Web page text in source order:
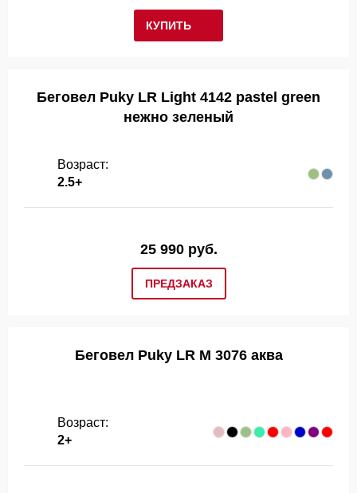
КУПИТЬ
Беговел Puky LR Light 4142 pastel green
нежно зеленый
Возраст:
2.5+
ПРЕДЗАКАЗ
25 990 руб.
Беговел Puky LR M 3076 аква
Возраст:
2+